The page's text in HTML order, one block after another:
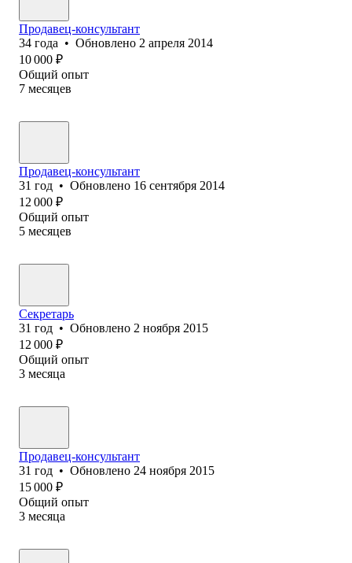
Продавец-консультант
34 года • Обновлено 2 апреля 2014
10 000 ₽
Общий опыт
7 месяцев
Продавец-консультант
31 год • Обновлено 16 сентября 2014
12 000 ₽
Общий опыт
5 месяцев
Секретарь
31 год • Обновлено 2 ноября 2015
12 000 ₽
Общий опыт
3 месяца
Продавец-консультант
31 год • Обновлено 24 ноября 2015
15 000 ₽
Общий опыт
3 месяца